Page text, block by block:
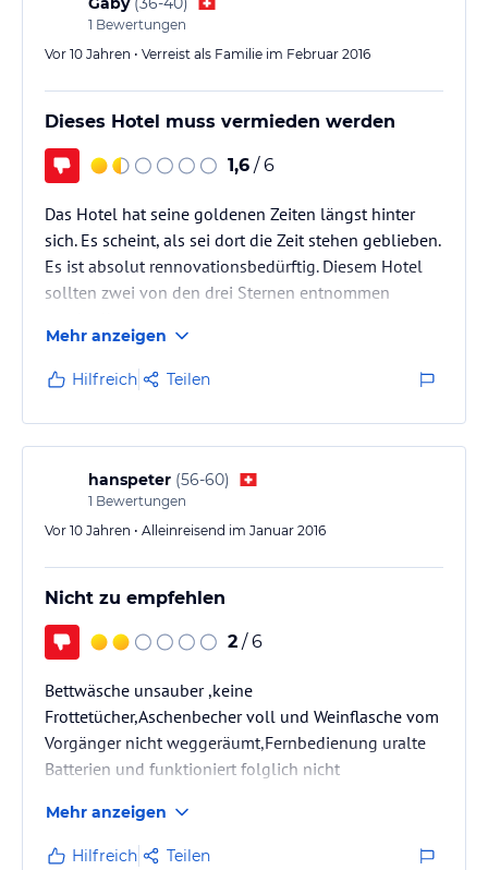
lies vor der Buchung die verbindlichen
jeweiligen Veranstalters.
1 Bewertungen
Vor 10 Jahren • Verreist als Familie im Februar 2016
Dieses Hotel muss vermieden werden
1,6 / 6
Das Hotel hat seine goldenen Zeiten längst hinter
sich. Es scheint, als sei dort die Zeit stehen geblieben.
Es ist absolut rennovationsbedürftig. Diesem Hotel
sollten zwei von den drei Sternen entnommen
Mehr anzeigen
Hilfreich Teilen
hanspeter (56-60)
1 Bewertungen
Vor 10 Jahren • Alleinreisend im Januar 2016
Nicht zu empfehlen
2 / 6
Bettwäsche unsauber ,keine
Frottetücher,Aschenbecher voll und Weinflasche vom
Vorgänger nicht weggeräumt,Fernbedienung uralte
Batterien und funktioniert folglich nicht
Mehr anzeigen
Hilfreich Teilen